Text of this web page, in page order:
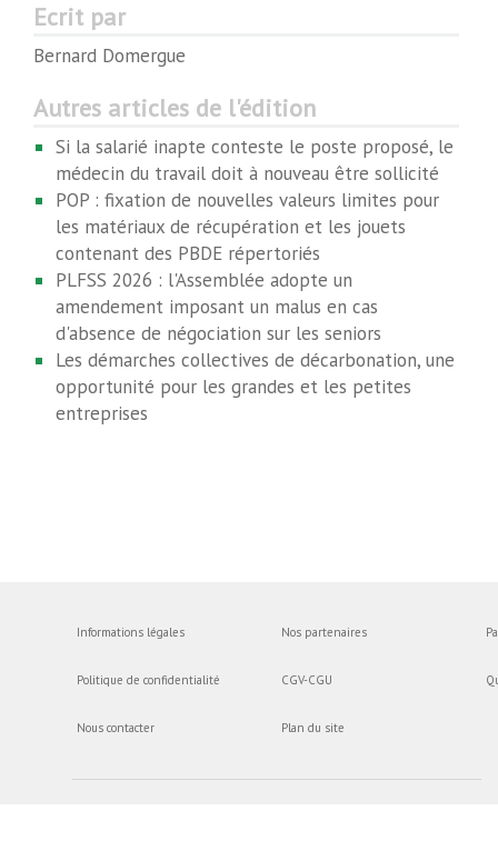
Ecrit par
Bernard Domergue
Autres articles de l'édition
Si la salarié inapte conteste le poste proposé, le
médecin du travail doit à nouveau être sollicité
POP : fixation de nouvelles valeurs limites pour
les matériaux de récupération et les jouets
contenant des PBDE répertoriés
PLFSS 2026 : l'Assemblée adopte un
amendement imposant un malus en cas
d'absence de négociation sur les seniors
Les démarches collectives de décarbonation, une
opportunité pour les grandes et les petites
entreprises
Informations légales
Politique de confidentialité
Nous contacter
Nos partenaires
CGV-CGU
Plan du site